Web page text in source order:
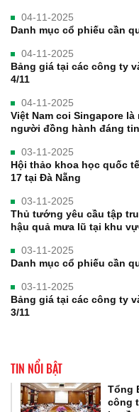
04-11-2025
Danh mục cổ phiếu cần
04-11-2025
Bảng giá tại các công ty
4/11
04-11-2025
Việt Nam coi Singapore
người đồng hành đáng
03-11-2025
Hội thảo khoa học quốc
17 tại Đà Nẵng
03-11-2025
Thủ tướng yêu cầu tập
hậu quả mưa lũ tại khu
03-11-2025
Danh mục cổ phiếu cần
03-11-2025
Bảng giá tại các công ty
3/11
TIN NỔI BẬT
Tổng
công